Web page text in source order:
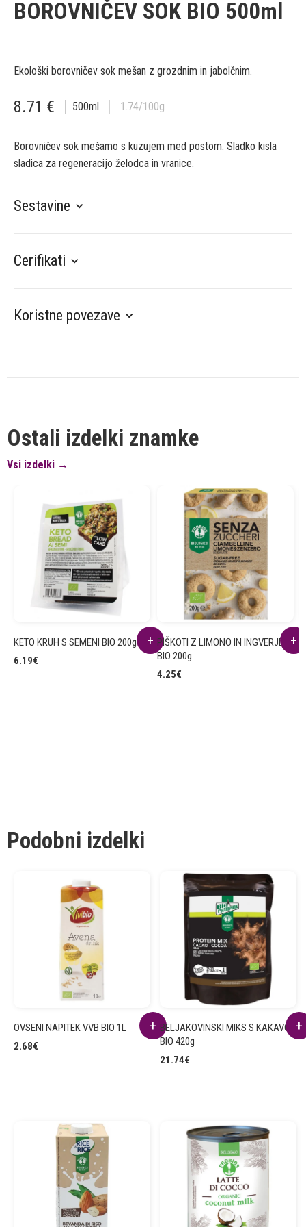
BOROVNIČEV SOK BIO 500ml
Ekološki borovničev sok mešan z grozdnim in jabolčnim.
8.71 € 500ml 1.74/100g
Borovničev sok mešamo s kuzujem med postom. Sladko kisla
sladica za regeneracijo želodca in vranice.
Sestavine
Cerifikati
Koristne povezave
Ostali izdelki znamke
Vsi izdelki →
KETO KRUH S SEMENI BIO 200g
6.19€
PIŠKOTI Z LIMONO IN INGVERJEM
BIO 200g
4.25€
Podobni izdelki
OVSENI NAPITEK VVB BIO 1L
2.68€
BELJAKOVINSKI MIKS S KAKAVOM
BIO 420g
21.74€